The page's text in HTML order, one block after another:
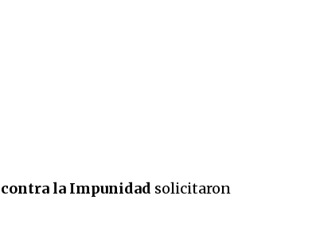
la Impunidad solicitaron